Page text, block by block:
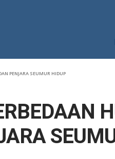
PENJARA SEUMUR HIDUP